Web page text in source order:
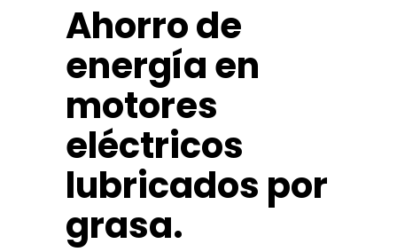
Ahorro de
energía en
motores
eléctricos
lubricados por
grasa.